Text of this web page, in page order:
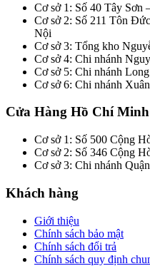
Cơ sở 1: Số 40 Tây
Cơ sở 2: Số 211 Tôn
Nội
Cơ sở 3: Tổng kho
Cơ sở 4: Chi nhánh
Cơ sở 5: Chi nhánh
Cơ sở 6: Chi nhánh
Cửa Hàng Hồ Chí Minh
Cơ sở 1: Số 500 Cộng
Cơ sở 2: Số 346 Cộng
Cơ sở 3: Chi nhánh
Khách hàng
Giới thiệu
Chính sách bảo mật
Chính sách đổi trả
Chính sách quy định